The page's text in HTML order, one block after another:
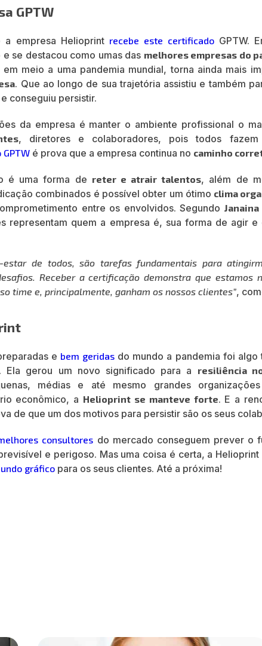
GPTW
empresa Helioprint recebe este certificadoGPTW.
se destacou como umas das melhores empresas do
meio a uma pandemia mundial, torna ainda mais
. Que ao longo de sua trajetória assistiu e também
conseguiu persistir.
da empresa é manter o ambiente profissional o
, diretores e colaboradores, pois todos
GPTW é prova que a empresa continua no caminho
é uma forma de reter e atrair talentos, além de
combinados é possível obter um ótimo clima
entre os envolvidos. Segundo
representam quem a empresa é, sua forma de agir e
de todos, são tarefas fundamentais para
Receber a certificação demonstra que estamos
time e, principalmente, ganham os nossos clientes”,
e bem geridas do mundo a pandemia foi algo
gerou um novo significado para a
resiliência
médias e até mesmo grandes
econômico, a Helioprint se manteve forte. E a
de que um dos motivos para persistir são os seus
consultores do mercado conseguem prever o
e perigoso. Mas uma coisa é certa, a Helioprint
gráfico para os seus clientes. Até a próxima!